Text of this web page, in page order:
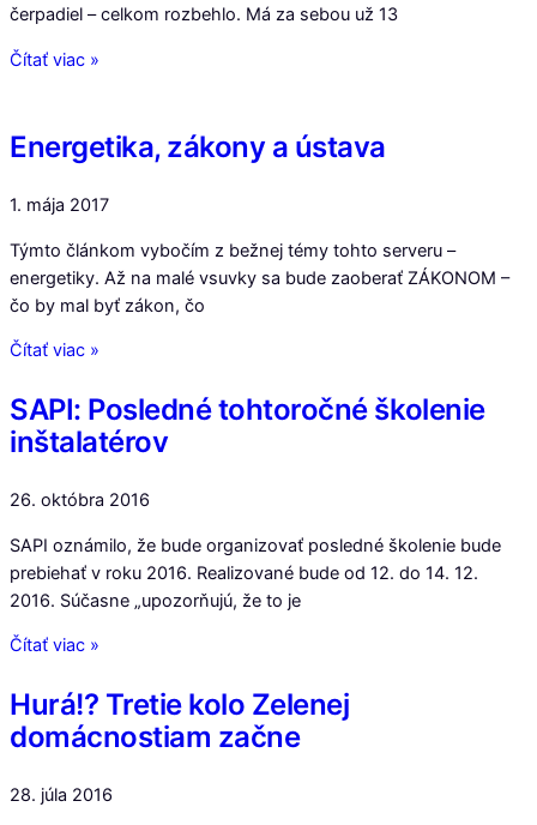
čerpadiel – celkom rozbehlo. Má za sebou už 13
Čítať viac »
Energetika, zákony a ústava
1. mája 2017
Týmto článkom vybočím z bežnej témy tohto serveru –
energetiky. Až na malé vsuvky sa bude zaoberať ZÁKONOM –
čo by mal byť zákon, čo
Čítať viac »
SAPI: Posledné tohtoročné školenie
inštalatérov
26. októbra 2016
SAPI oznámilo, že bude organizovať posledné školenie bude
prebiehať v roku 2016. Realizované bude od 12. do 14. 12.
2016. Súčasne „upozorňujú, že to je
Čítať viac »
Hurá!? Tretie kolo Zelenej
domácnostiam začne
28. júla 2016